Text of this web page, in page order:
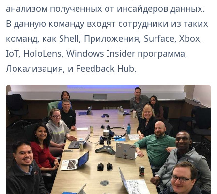
анализом полученных от инсайдеров данных.
В данную команду входят сотрудники из таких
команд, как Shell, Приложения, Surface, Xbox,
IoT, HoloLens, Windows Insider программа,
Локализация, и Feedback Hub.